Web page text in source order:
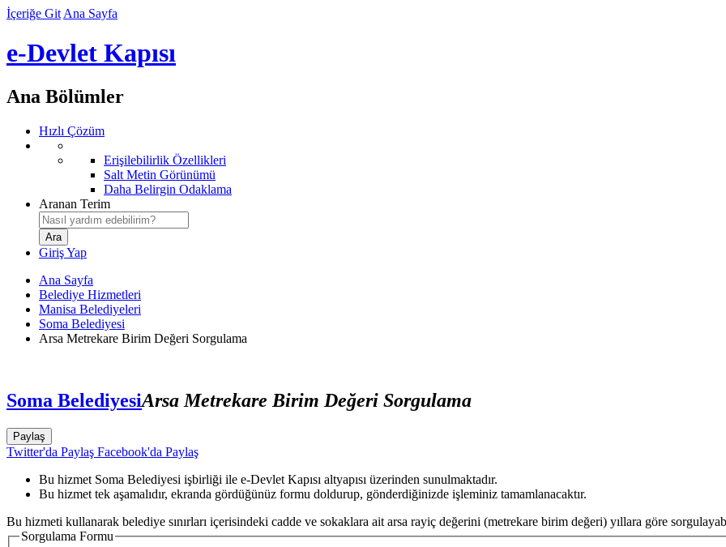
İçeriğe Git Ana Sayfa
e-Devlet Kapısı
Ana Bölümler
Hızlı Çözüm
Erişilebilirlik Özellikleri
Salt Metin Görünümü
Daha Belirgin Odaklama
Aranan Terim
Giriş Yap
Ana Sayfa
Belediye Hizmetleri
Manisa Belediyeleri
Soma Belediyesi
Arsa Metrekare Birim Değeri Sorgulama
Soma BelediyesiArsa Metrekare Birim Değeri Sorgulama
Paylaş
Twitter'da Paylaş Facebook'da Paylaş
Bu hizmet Soma Belediyesi işbirliği ile e-Devlet Kapısı altyapısı üzerinden sunulmaktadır.
Bu hizmet tek aşamalıdır, ekranda gördüğünüz formu doldurup, gönderdiğinizde işleminiz tamamlanacaktır.
Bu hizmeti kullanarak belediye sınırları içerisindeki cadde ve sokaklara ait arsa rayiç değerini (metrekare birim değeri) yıllara göre
Sorgulama Formu